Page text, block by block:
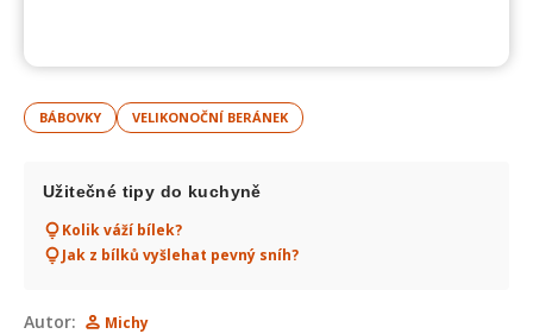
BÁBOVKY VELIKONOČNÍ BERÁNEK
Užitečné tipy do kuchyně
Kolik váží bílek?
Jak z bílků vyšlehat pevný sníh?
Autor: Michy